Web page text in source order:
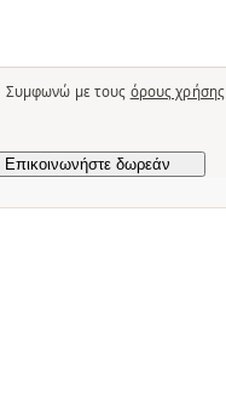
Συμφωνώ με τους όρους χρήσης